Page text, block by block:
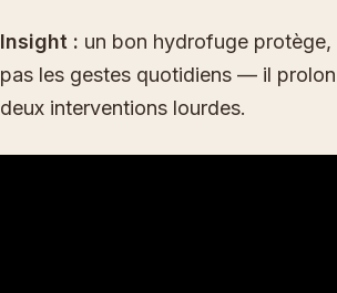
Insight : un bon hydrofuge protège,
pas les gestes quotidiens — il
deux interventions lourdes.